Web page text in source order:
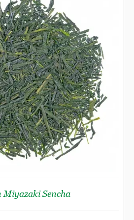
jede Teeliebhaberin und jeden
vielschichtigen und
Und im Sommer ist er auch kalt,
ein Genuss.
Miyazaki Sencha